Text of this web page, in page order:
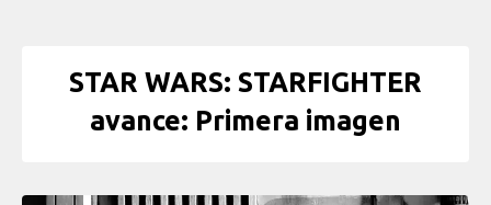
STAR WARS: STARFIGHTER
avance: Primera imagen